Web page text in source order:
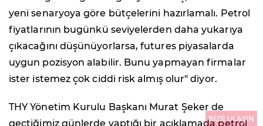
yeni senaryoya göre bütçelerini hazırlamalı. Petrol
fiyatlarının bugünkü seviyelerden daha yukarıya
çıkacağını düşünüyorlarsa, futures piyasalarda
uygun pozisyon alabilir. Bunu yapmayan firmalar
ister istemez çok ciddi risk almış olur" diyor.
THY Yönetim Kurulu Başkanı Murat Şeker de
geçtiğimiz günlerde yaptığı bir açıklamada petrol
BİZE ULAŞIN